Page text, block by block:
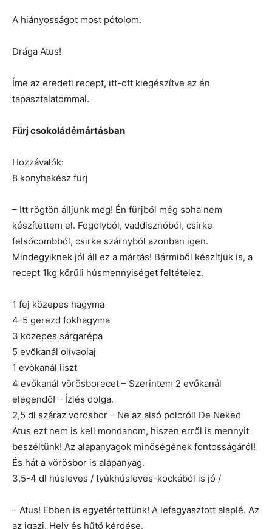
A hiányosságot most pótolom.
Drága Atus!
Íme az eredeti recept, itt-ott kiegészítve az én
tapasztalatommal.
Fürj csokoládémártásban
Hozzávalók:
8 konyhakész fürj
– Itt rögtön álljunk meg! Én fürjből még soha nem
készítettem el. Fogolyból, vaddisznóból, csirke
felsőcombból, csirke szárnyból azonban igen.
Mindegyiknek jól áll ez a mártás! Bármiből készítjük is, a
recept 1kg körüli húsmennyiséget feltételez.
1 fej közepes hagyma
4-5 gerezd fokhagyma
3 közepes sárgarépa
5 evőkanál olívaolaj
1 evőkanál liszt
4 evőkanál vörösborecet – Szerintem 2 evőkanál
elegendő! – Ízlés dolga.
2,5 dl száraz vörösbor – Ne az alsó polcról! De Neked
Atus ezt nem is kell mondanom, hiszen erről is mennyit
beszéltünk! Az alapanyagok minőségének fontosságáról!
És hát a vörösbor is alapanyag.
3,5-4 dl húsleves / tyúkhúsleves-kockából is jó /
– Atus! Ebben is egyetértettünk! A lefagyasztott alaplé. Az
az igazi. Hely és hűtő kérdése.